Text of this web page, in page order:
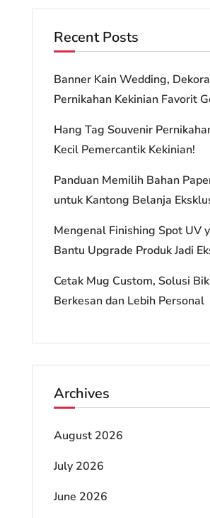
Recent Posts
Banner Kain Wedding,
Pernikahan Kekinian Favorit
Hang Tag Souvenir
Kecil Pemercantik Kekinian!
Panduan Memilih Bahan
untuk Kantong Belanja
Mengenal Finishing Spot UV
Bantu Upgrade Produk Jadi
Cetak Mug Custom, Solusi
Berkesan dan Lebih Personal
Archives
August 2026
July 2026
June 2026